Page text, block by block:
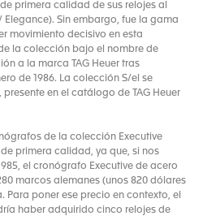
primera calidad de sus relojes al
Sin embargo, fue la gama
movimiento decisivo en esta
la colección bajo el nombre de
a la marca TAG Heuer tras
de 1986. La colección S/el se
en el catálogo de TAG Heuer
de la colección Executive
primera calidad, ya que, si nos
el cronógrafo Executive de acero
marcos alemanes (unos 820 dólares
Para poner ese precio en contexto, el
haber adquirido cinco relojes de